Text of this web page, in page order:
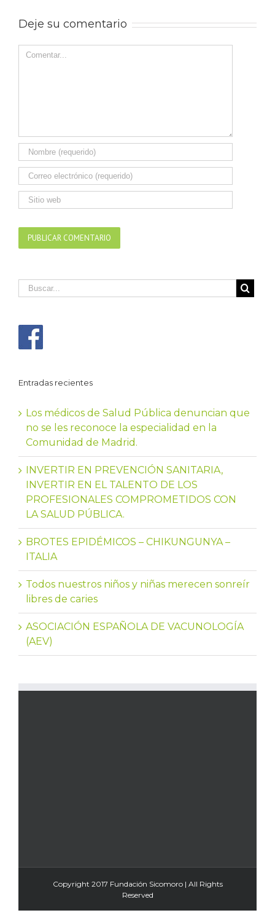
Deje su comentario
Comentar
Entradas recientes
Los médicos de Salud Pública denuncian que
no se les reconoce la especialidad en la
Comunidad de Madrid.
INVERTIR EN PREVENCIÓN SANITARIA,
INVERTIR EN EL TALENTO DE LOS
PROFESIONALES COMPROMETIDOS CON
LA SALUD PÚBLICA.
BROTES EPIDÉMICOS – CHIKUNGUNYA –
ITALIA
Todos nuestros niños y niñas merecen sonreír
libres de caries
ASOCIACIÓN ESPAÑOLA DE VACUNOLOGÍA
(AEV)
Copyright 2017 Fundación Sicomoro | All Rights
Reserved